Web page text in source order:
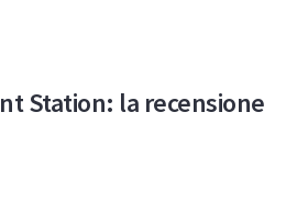
Station: la recensione